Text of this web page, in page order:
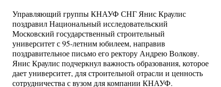
Управляющий группы КНАУФ СНГ Янис Краулис
поздравил Национальный исследовательский
Московский государственный строительный
университет с 95-летним юбилеем, направив
поздравительное письмо его ректору Андрею Волкову.
Янис Краулис подчеркнул важность образования, которое
дает университет, для строительной отрасли и ценность
сотрудничества с вузом для компании КНАУФ.